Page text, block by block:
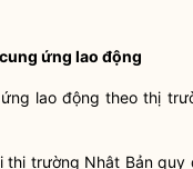
ứng lao động
lao động theo thị
trường Nhật Bản quy